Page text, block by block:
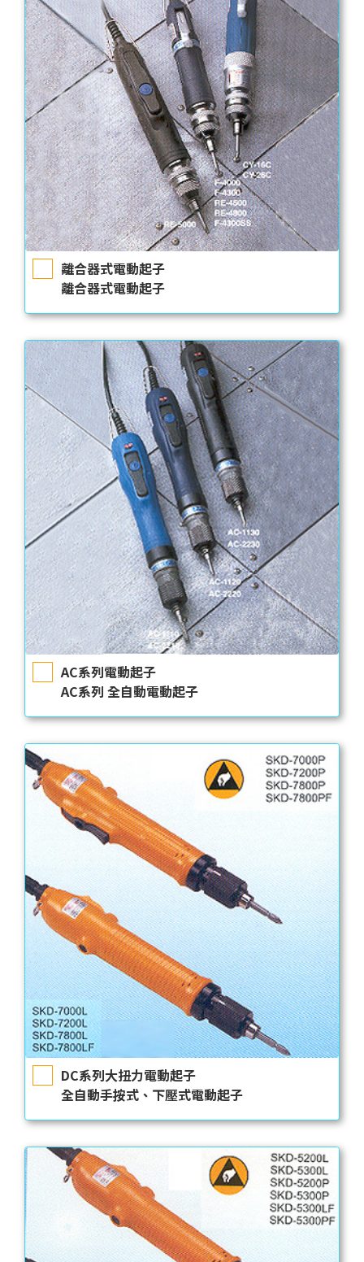
離合器式電動起子
離合器式電動起子
AC系列電動起子
AC系列 全自動電動起子
DC系列大扭力電動起子
全自動手按式、下壓式電動起子